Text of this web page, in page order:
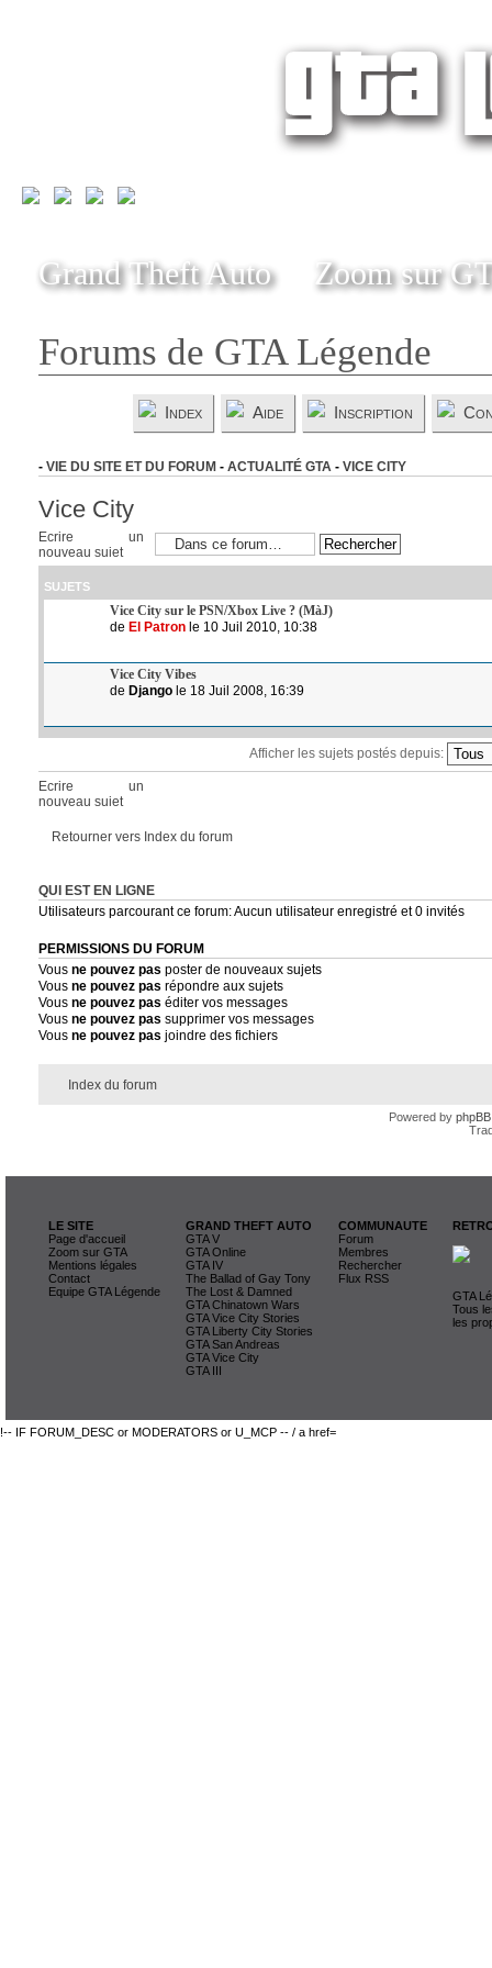
Grand Theft Auto Zoom sur
Forums de GTA Légende
Index Aide Inscription
- VIE DU SITE ET DU FORUM - ACTUALITÉ GTA - VICE CITY
Vice City
Ecrire un
nouveau sujet
SUJETS
Vice City sur le PSN/Xbox Live ? (MàJ)
de El Patronle 10 Juil 2010, 10:38
Vice City Vibes
de Djangole 18 Juil 2008, 16:39
Afficher les sujets postés depuis:
Ecrire un
nouveau sujet
Retourner vers Index du forum
QUI EST EN LIGNE
Utilisateurs parcourant ce forum: Aucun utilisateur enregistré et 0 invités
PERMISSIONS DU FORUM
Vous ne pouvez pas poster de nouveaux sujets
Vous ne pouvez pas répondre aux sujets
Vous ne pouvez pas éditer vos messages
Vous ne pouvez pas supprimer vos messages
Vous ne pouvez pas joindre des fichiers
Index du forum
Powered by phpBB
LE SITE
Page d'accueil
Zoom sur GTA
Mentions légales
Contact
Equipe GTA Légende
GRAND THEFT AUTO
GTA V
GTA Online
GTA IV
The Ballad of Gay Tony
The Lost & Damned
GTA Chinatown Wars
GTA Vice City Stories
GTA Liberty City Stories
GTA San Andreas
GTA Vice City
GTA III
COMMUNAUTE
Forum
Membres
Rechercher
Flux RSS
GTA
Tous
les
!-- IF FORUM_DESC or MODERATORS or U_MCP -- / a href=